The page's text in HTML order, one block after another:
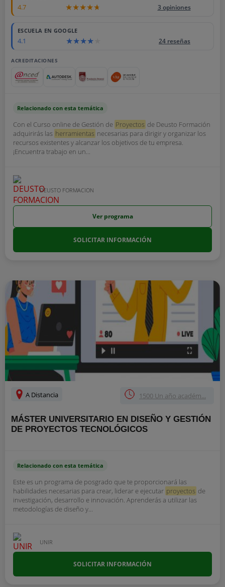
4.7 3 opiniones
ESCUELA EN GOOGLE
4.1 24 reseñas
ACREDITACIONES
Relacionado con esta temática
Con el Curso online de Gestión de Proyectos de Deusto Formación
adquirirás las herramientas necesarias para dirigir y organizar los
recursos existentes y alcanzar los objetivos de tu empresa.
¡Encuentra trabajo en un...
DEUSTO FORMACION
Ver programa
SOLICITAR INFORMACIÓN
A Distancia 1500 Un año académ...
MÁSTER UNIVERSITARIO EN DISEÑO Y GESTIÓN
DE PROYECTOS TECNOLÓGICOS
Relacionado con esta temática
Este es un programa de posgrado que te proporcionará las
habilidades necesarias para crear, liderar e ejecutar proyectos de
investigación, desarrollo e innovación. Aprenderás a utilizar las
metodologías de diseño y...
UNIR
SOLICITAR INFORMACIÓN